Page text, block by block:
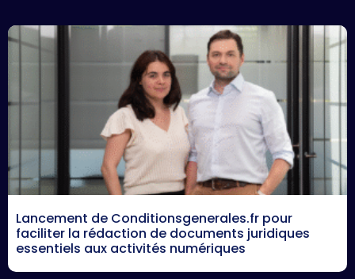
Lancement de Conditionsgenerales.fr pour
faciliter la rédaction de documents juridiques
essentiels aux activités numériques